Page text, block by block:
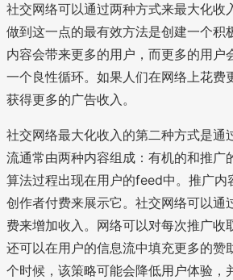
社交网络可以通过两种方式来最大化收
做到这一点的最有效方法是创建一个积
内容会带来更多的用户，而更多的用户
一个良性循环。如果人们在网络上花费
获得更多的广告收入。
社交网络最大化收入的第二种方式是通
流通常由两种内容组成：有机的和推广
算法过程出现在用户的feed中。推广内
创作者付费来展示它。社交网络可以通
费来增加收入。网络可以对每次推广收
还可以在用户的信息流中填充更多的赞
个时候，该策略可能会降低用户体验，